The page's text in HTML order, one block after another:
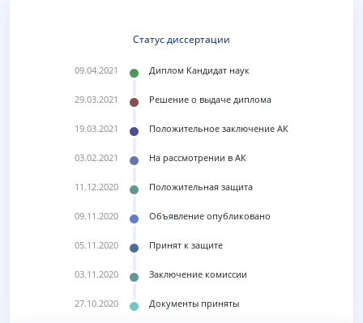
Статус диссертации
09.04.2021 Диплом Кандидат наук
29.03.2021 Решение о выдаче диплома
19.03.2021 Положительное заключение АК
03.02.2021 На рассмотрении в АК
11.12.2020 Положительная защита
09.11.2020 Объявление опубликовано
05.11.2020 Принят к защите
03.11.2020 Заключение комиссии
27.10.2020 Документы приняты